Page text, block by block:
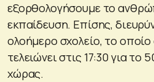
εξορθολογήσουμε το
εκπαίδευση. Επίσης,
ολοήμερο σχολείο, το
τελειώνει στις 17:30 για
χώρας.